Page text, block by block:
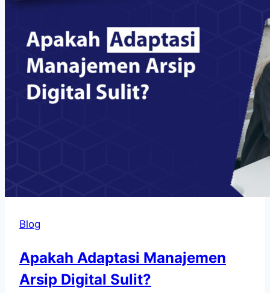
Blog
Apakah Adaptasi Manajemen
Arsip Digital Sulit?